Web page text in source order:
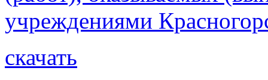
учреждениями
скачать